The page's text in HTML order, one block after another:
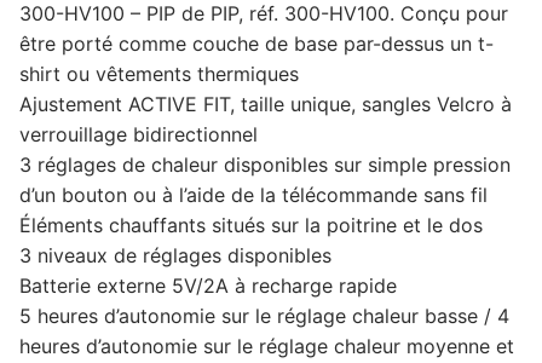
300-HV100 – PIP de PIP, réf. 300-HV100. Conçu pour
être porté comme couche de base par-dessus un t-
shirt ou vêtements thermiques
Ajustement ACTIVE FIT, taille unique, sangles Velcro à
verrouillage bidirectionnel
3 réglages de chaleur disponibles sur simple pression
d’un bouton ou à l’aide de la télécommande sans fil
Éléments chauffants situés sur la poitrine et le dos
3 niveaux de réglages disponibles
Batterie externe 5V/2A à recharge rapide
5 heures d’autonomie sur le réglage chaleur basse / 4
heures d’autonomie sur le réglage chaleur moyenne et